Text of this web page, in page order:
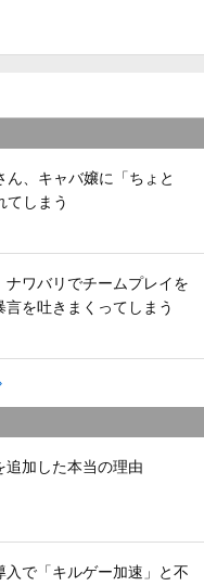
ん、キャバ嬢に「ちょと
てしまう
ナワバリでチームプレイを
を吐きまくってしまう
追加した本当の理由
入で「キルゲー加速」と不